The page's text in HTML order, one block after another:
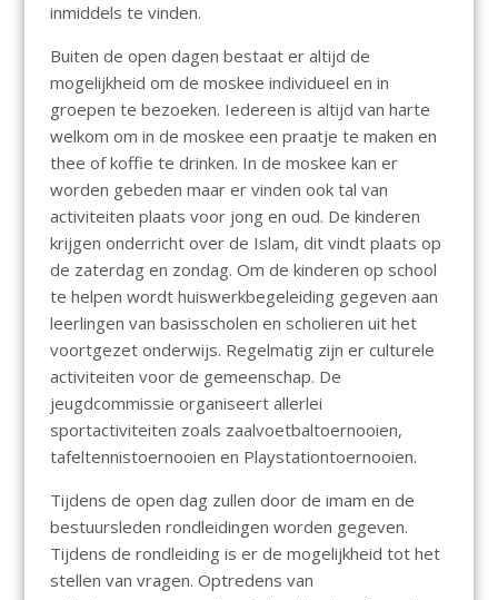
inmiddels te vinden.
Buiten de open dagen bestaat er altijd de
mogelijkheid om de moskee individueel en in
groepen te bezoeken. Iedereen is altijd van harte
welkom om in de moskee een praatje te maken en
thee of koffie te drinken. In de moskee kan er
worden gebeden maar er vinden ook tal van
activiteiten plaats voor jong en oud. De kinderen
krijgen onderricht over de Islam, dit vindt plaats op
de zaterdag en zondag. Om de kinderen op school
te helpen wordt huiswerkbegeleiding gegeven aan
leerlingen van basisscholen en scholieren uit het
voortgezet onderwijs. Regelmatig zijn er culturele
activiteiten voor de gemeenschap. De
jeugdcommissie organiseert allerlei
sportactiviteiten zoals zaalvoetbaltoernooien,
tafeltennistoernooien en Playstationtoernooien.
Tijdens de open dag zullen door de imam en de
bestuursleden rondleidingen worden gegeven.
Tijdens de rondleiding is er de mogelijkheid tot het
stellen van vragen. Optredens van